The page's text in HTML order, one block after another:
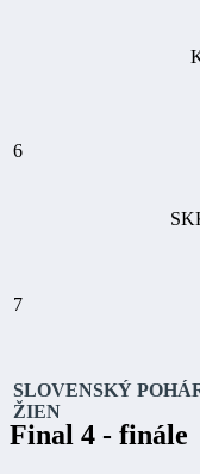
6
7
SLOVENSKÝ
ŽIEN
Final 4 - finále